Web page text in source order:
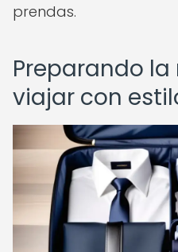
prendas.
Preparando
viajar con